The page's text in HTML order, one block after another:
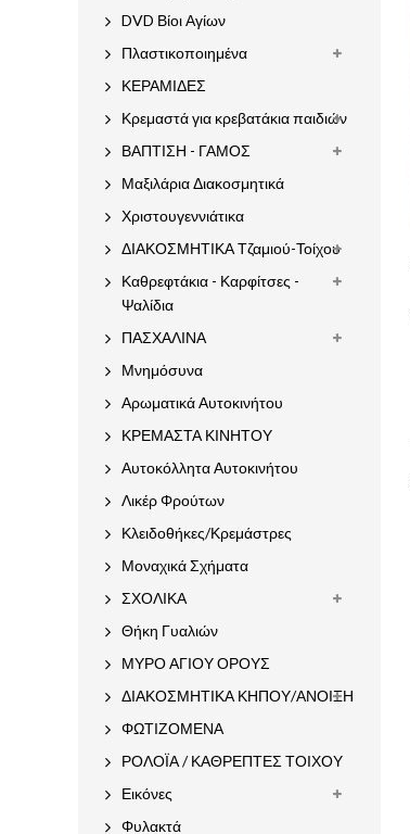
DVD Βίοι Αγίων
Πλαστικοποιημένα
ΚΕΡΑΜΙΔΕΣ
Κρεμαστά για κρεβατάκια παιδιών
ΒΑΠΤΙΣΗ - ΓΑΜΟΣ
Μαξιλάρια Διακοσμητικά
Χριστουγεννιάτικα
ΔΙΑΚΟΣΜΗΤΙΚΑ Τζαμιού-Τοίχου
Καθρεφτάκια - Καρφίτσες -
Ψαλίδια
ΠΑΣΧΑΛΙΝΑ
Μνημόσυνα
Αρωματικά Αυτοκινήτου
ΚΡΕΜΑΣΤΑ ΚΙΝΗΤΟΥ
Αυτοκόλλητα Αυτοκινήτου
Λικέρ Φρούτων
Κλειδοθήκες/Κρεμάστρες
Μοναχικά Σχήματα
ΣΧΟΛΙΚΑ
Θήκη Γυαλιών
ΜΥΡΟ ΑΓΙΟΥ ΟΡΟΥΣ
ΔΙΑΚΟΣΜΗΤΙΚΑ ΚΗΠΟΥ/ΑΝΟΙΞΗ
ΦΩΤΙΖΟΜΕΝΑ
ΡΟΛΟΪΑ / ΚΑΘΡΕΠΤΕΣ ΤΟΙΧΟΥ
Εικόνες
Φυλακτά